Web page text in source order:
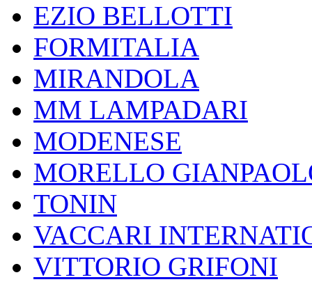
EZIO BELLOTTI
FORMITALIA
MIRANDOLA
MM LAMPADARI
MODENESE
MORELLO
TONIN
VACCARI
VITTORIO GRIFONI